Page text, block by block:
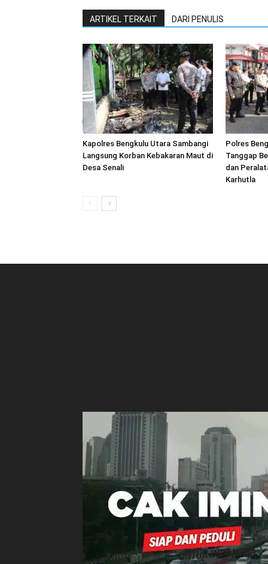
ARTIKEL TERKAIT DARI PENULIS
Kapolres Bengkulu Utara Sambangi
Langsung Korban Kebakaran Maut di
Desa Senali
Polres
Tanggap
dan
Karhutla